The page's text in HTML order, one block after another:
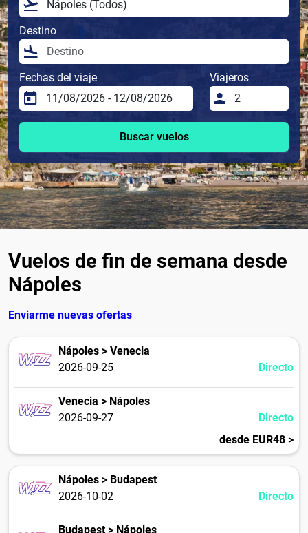
Destino
Fechas del viaje Viajeros
Buscar vuelos
Vuelos de fin de semana desde
Nápoles
Enviarme nuevas ofertas
Nápoles > Venecia
2026-09-25
Directo
Venecia > Nápoles
2026-09-27
Directo
desde EUR48 >
Nápoles > Budapest
2026-10-02
Directo
Budapest > Nápoles